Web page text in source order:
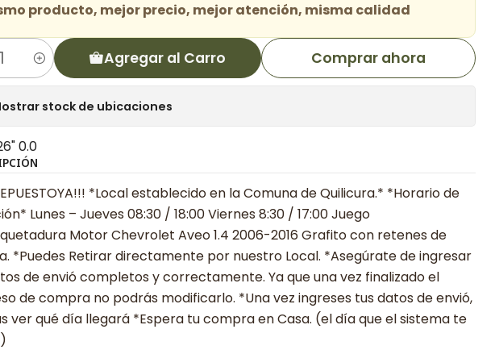
producto, mejor precio, mejor atención, misma calidad
Agregar al Carro Comprar ahora
stock de ubicaciones
0.0
*Local establecido en la Comuna de Quilicura.* *Horario de
Lunes – Jueves 08:30 / 18:00 Viernes 8:30 / 17:00 Juego
Motor Chevrolet Aveo 1.4 2006-2016 Grafito con retenes de
*Puedes Retirar directamente por nuestro Local. *Asegúrate de ingresar
de envió completos y correctamente. Ya que una vez finalizado el
de compra no podrás modificarlo. *Una vez ingreses tus datos de envió,
ver qué día llegará *Espera tu compra en Casa. (el día que el sistema te